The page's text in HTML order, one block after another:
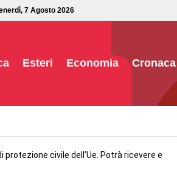
7 Agosto 2026
Esteri Economia Cronaca
protezione civile dell’Ue. Potrà ricevere e